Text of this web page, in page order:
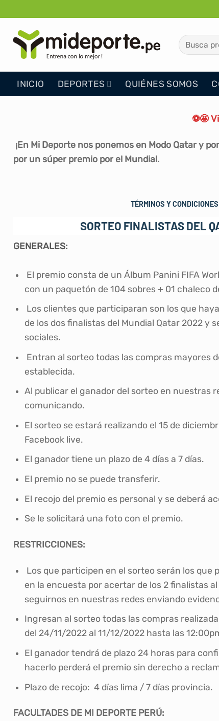
al
contenido
Buscar
por:
INICIO DEPORTES QUIÉNES SOMOS
⚽🤩
¡En Mi Deporte nos ponemos en Modo Qatar y
por un súper premio por el Mundial.
TÉRMINOS Y CONDICIONES
SORTEO FINALISTAS DEL
GENERALES:
El premio consta de un Álbum Panini FIFA
con un paquetón de 104 sobres + 01 chaleco
Los clientes que participaran son los que
de los dos finalistas del Mundial Qatar 2022 y
sociales.
Entran al sorteo todas las compras mayores
establecida.
Al publicar el ganador del sorteo en nuestras
comunicando.
El sorteo se estará realizando el 15 de
Facebook live.
El ganador tiene un plazo de 4 días a 7 días.
El premio no se puede transferir.
El recojo del premio es personal y se deberá
Se le solicitará una foto con el premio.
RESTRICCIONES:
Los que participen en el sorteo serán los que
en la encuesta por acertar de los 2 finalistas
seguirnos en nuestras redes enviando
Ingresan al sorteo todas las compras
del 24/11/2022 al 11/12/2022 hasta las
El ganador tendrá de plazo 24 horas para
hacerlo perderá el premio sin derecho a
Plazo de recojo: 4 días lima / 7 días provincia.
FACULTADES DE MI DEPORTE PERÚ: